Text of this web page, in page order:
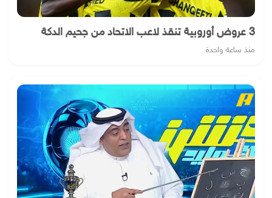
3 عروض أوروبية تنقذ لاعب الاتحاد من جحيم الدكة
منذ ساعة واحدة